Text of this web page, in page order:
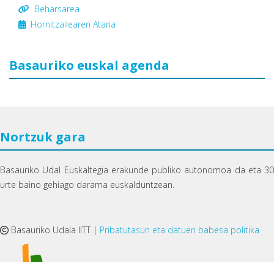
Beharsarea
Hornitzailearen Ataria
Basauriko euskal agenda
Nortzuk gara
Basauriko Udal Euskaltegia erakunde publiko autonomoa da eta 30
urte baino gehiago darama euskalduntzean.
Basauriko Udala IITT | Pribatutasun eta datuen babesa politika